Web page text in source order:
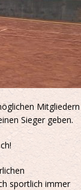
Mitgliedern
Sieger geben.
sportlich immer